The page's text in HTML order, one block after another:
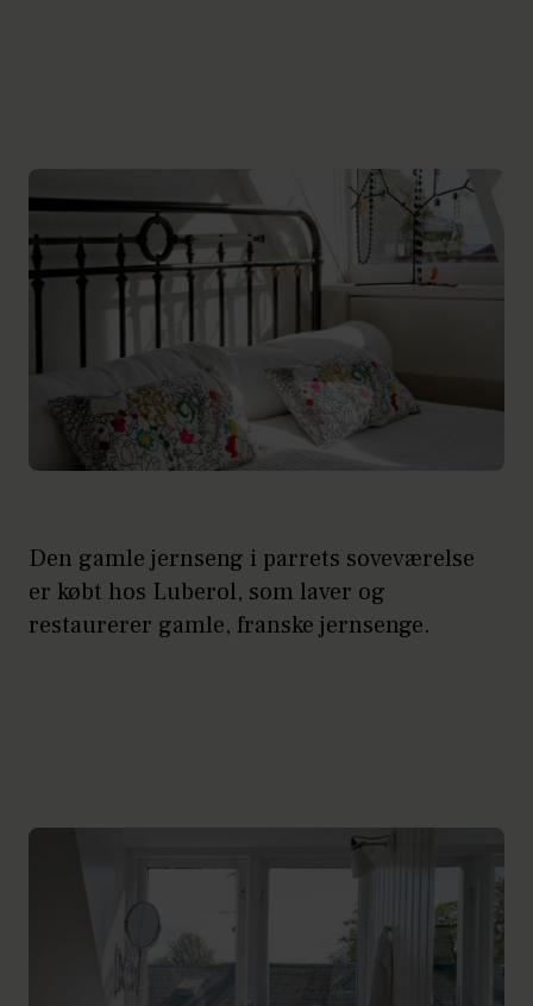
Den gamle jernseng i parrets soveværelse
er købt hos Luberol, som laver og
restaurerer gamle, franske jernsenge.